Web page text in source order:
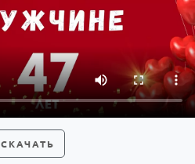
СКАЧАТЬ